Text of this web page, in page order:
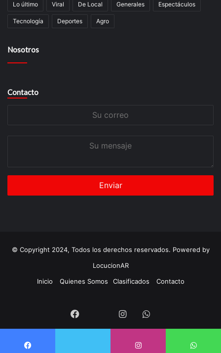
Lo último Viral De Local Generales Espectáculos
Tecnologí­a Deportes Agro
Nosotros
Contacto
© Copyright 2024, Todos los derechos reservados. Powered by
LocucionAR
Inicio
Quienes Somos Clasificados Contacto
Facebook InstagramWhatsapp